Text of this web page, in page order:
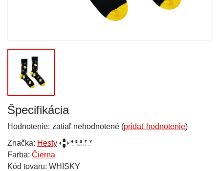
Špecifikácia
Hodnotenie: zatiaľ nehodnotené (pridať hodnotenie)
Značka: Hesty
Farba: Čierna
Kód tovaru: WHISKY